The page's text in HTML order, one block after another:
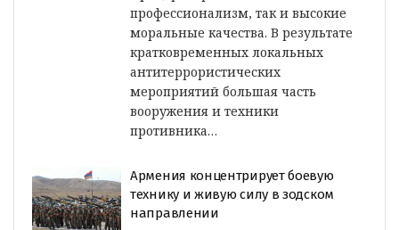
профессионализм, так и высокие
моральные качества. В результате
кратковременных локальных
антитеррористических
мероприятий большая часть
вооружения и техники
противника…
Армения концентрирует боевую
технику и живую силу в зодском
направлении